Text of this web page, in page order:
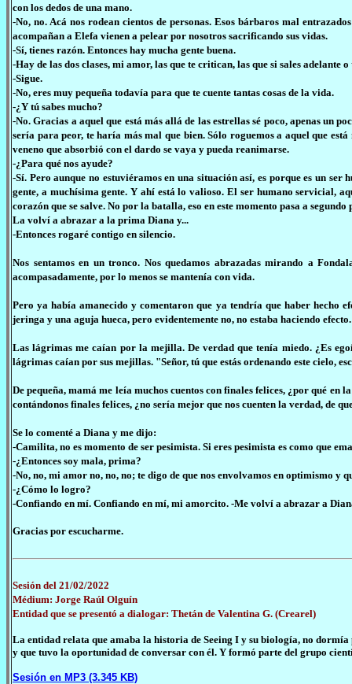
con los dedos de una mano.
-No, no. Acá nos rodean cientos de personas. Esos bárbaros mal
acompañan a Elefa vienen a pelear por nosotros sacrificando sus vidas.
-Sí, tienes razón. Entonces hay mucha gente buena.
-Hay de las dos clases, mi amor, las que te critican, las que si sales adelante
-Sigue.
-No, eres muy pequeña todavía para que te cuente tantas cosas de la vida.
-¿Y tú sabes mucho?
-No. Gracias a aquel que está más allá de las estrellas sé poco, apenas un
sería para peor, te haría más mal que bien. Sólo roguemos a aquel que
veneno que absorbió con el dardo se vaya y pueda reanimarse.
-¿Para qué nos ayude?
-Sí. Pero aunque no estuviéramos en una situación así, es porque es un
gente, a muchísima gente. Y ahí está lo valioso. El ser humano servicial,
corazón que se salve. No por la batalla, eso en este momento pasa a segundo
La volví a abrazar a la prima Diana y...
-Entonces rogaré contigo en silencio.
Nos sentamos en un tronco. Nos quedamos abrazadas mirando a
acompasadamente, por lo menos se mantenía con vida.
Pero ya había amanecido y comentaron que ya tendría que haber hecho
jeringa y una aguja hueca, pero evidentemente no, no estaba haciendo efecto.
Las lágrimas me caían por la mejilla. De verdad que tenía miedo. ¿Es
lágrimas caían por sus mejillas. "Señor, tú que estás ordenando este cielo,
De pequeña, mamá me leía muchos cuentos con finales felices, ¿por qué en
contándonos finales felices, ¿no sería mejor que nos cuenten la verdad, de
Se lo comenté a Diana y me dijo:
-Camilita, no es momento de ser pesimista. Si eres pesimista es como que
-¿Entonces soy mala, prima?
-No, no, mi amor no, no, no; te digo de que nos envolvamos en optimismo y
-¿Cómo lo logro?
-Confiando en mí. Confiando en mí, mi amorcito. -Me volví a abrazar a
Gracias por escucharme.
Sesión del 21/02/2022
Médium: Jorge Raúl Olguín
Entidad que se presentó a dialogar: Thetán de Valentina G. (Crearel)
La entidad relata que amaba la historia de Seeing I y su biología, no
y que tuvo la oportunidad de conversar con él. Y formó parte del grupo
Sesión en MP3 (3.345 KB)